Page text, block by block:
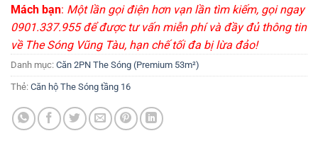
Mách bạn: Một lần gọi điện hơn vạn lần tìm kiếm, gọi ngay
0901.337.955 để được tư vấn miễn phí và đầy đủ thông tin
về The Sóng Vũng Tàu, hạn chế tối đa bị lừa đảo!
Danh mục: Căn 2PN The Sóng (Premium 53m²)
Thẻ: Căn hộ The Sóng tầng 16